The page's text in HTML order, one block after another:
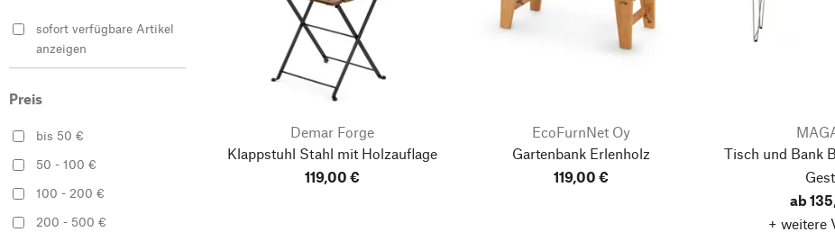
Elefant Möbel
Fermob
HAY
sofort verfügbare Artikel
anzeigen
Preis
bis 50 €
50 - 100 €
100 - 200 €
200 - 500 €
Demar Forge
Klappstuhl Stahl mit Holzauflage
119,00 €
EcoFurnNet Oy
Gartenbank Erlenholz
119,00 €
Tisch und Bank
ab
+ weitere